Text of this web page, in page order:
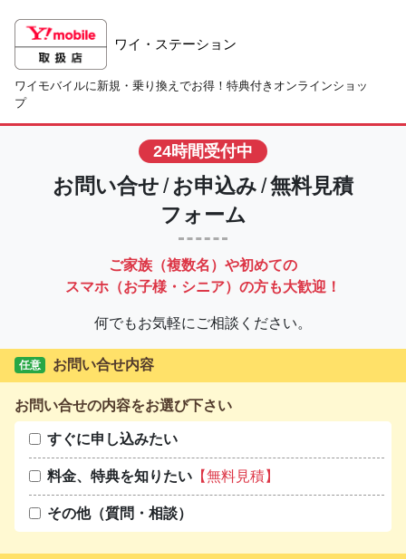
ワイ・ステーション
ワイモバイルに新規・乗り換えでお得！特典付きオンラインショッ
プ
24時間受付中
お問い合せ/ お申込み/無料見積
フォーム
ご家族（複数名）や初めての
スマホ（お子様・シニア）の方も大歓迎！
何でもお気軽にご相談ください。
任意 お問い合せ内容
お問い合せの内容をお選び下さい
すぐに申し込みたい
料金、特典を知りたい 【無料見積】
その他（質問・相談）